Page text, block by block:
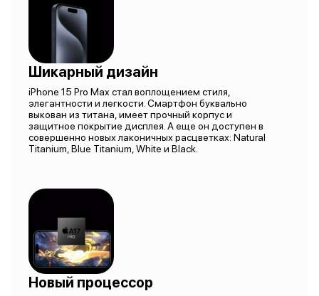
Шикарный дизайн
iPhone 15 Pro Max стал воплощением стиля,
элегантности и легкости. Смартфон буквально
выкован из титана, имеет прочный корпус и
защитное покрытие дисплея. А еще он доступен в
совершенно новых лаконичных расцветках: Natural
Titanium, Blue Titanium, White и Black.
Новый процессор